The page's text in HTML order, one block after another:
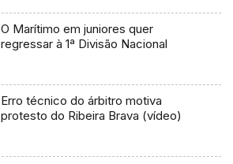
O Marítimo em juniores quer
regressar à 1ª Divisão Nacional
Erro técnico do árbitro motiva
protesto do Ribeira Brava (vídeo)